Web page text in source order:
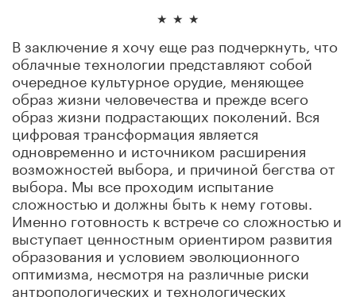
٭ ٭ ٭
В заключение я хочу еще раз подчеркнуть, что
облачные технологии представляют собой
очередное культурное орудие, меняющее
образ жизни человечества и прежде всего
образ жизни подрастающих поколений. Вся
цифровая трансформация является
одновременно и источником расширения
возможностей выбора, и причиной бегства от
выбора. Мы все проходим испытание
сложностью и должны быть к нему готовы.
Именно готовность к встрече со сложностью и
выступает ценностным ориентиром развития
образования и условием эволюционного
оптимизма, несмотря на различные риски
антропологических и технологических